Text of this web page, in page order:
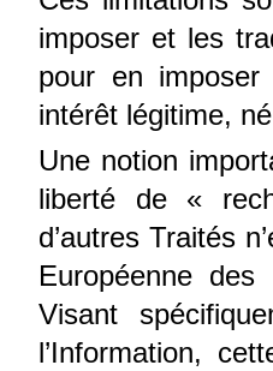
imposer et les
pour en
intérêt légitime,
Une notion
liberté de «
d’autres Traités
Européenne
Visant
l’Information,